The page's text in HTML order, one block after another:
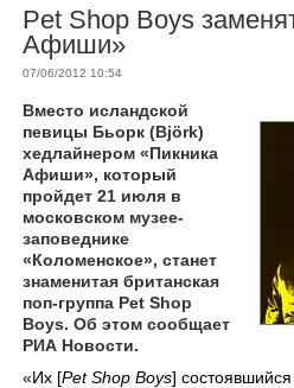
Pet Shop Boys
Афиши»
07/06/2012 10:54
Вместо исландской
певицы Бьорк (Björk)
хедлайнером «Пикника
Афиши», который
пройдет 21 июля в
московском музее-
заповеднике
«Коломенское», станет
знаменитая британская
поп-группа Pet Shop
Boys. Об этом сообщает
РИА Новости.
​«Их [Pet Shop Boys] состоявшийся